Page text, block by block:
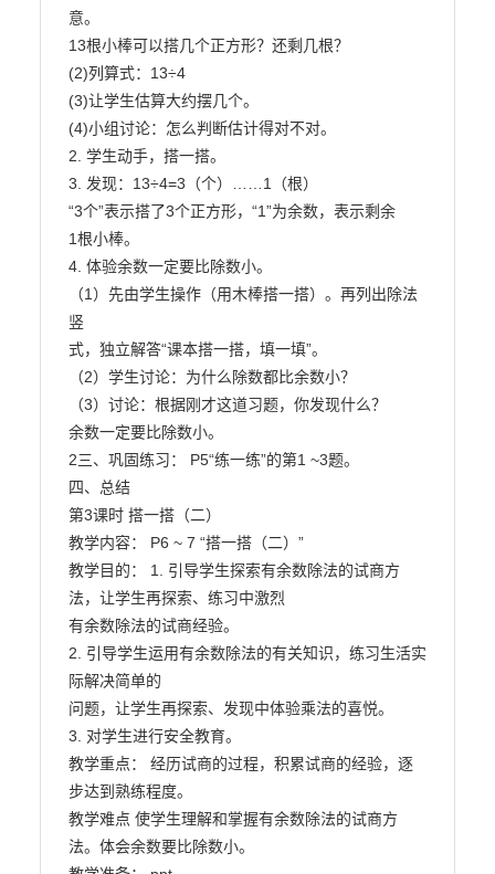
意。
13根小棒可以搭几个正方形？还剩几根？
(2)列算式：13÷4
(3)让学生估算大约摆几个。
(4)小组讨论：怎么判断估计得对不对。
2. 学生动手，搭一搭。
3. 发现：13÷4=3（个）……1（根）
“3个”表示搭了3个正方形，“1”为余数，表示剩余
1根小棒。
4. 体验余数一定要比除数小。
（1）先由学生操作（用木棒搭一搭）。再列出除法
竖
式，独立解答“课本搭一搭，填一填”。
（2）学生讨论：为什么除数都比余数小？
（3）讨论：根据刚才这道习题，你发现什么？
余数一定要比除数小。
2三、巩固练习： P5“练一练”的第1 ~3题。
四、总结
第3课时 搭一搭（二）
教学内容： P6 ~ 7 “搭一搭（二）”
教学目的： 1. 引导学生探索有余数除法的试商方
法，让学生再探索、练习中激烈
有余数除法的试商经验。
2. 引导学生运用有余数除法的有关知识，练习生活实
际解决简单的
问题，让学生再探索、发现中体验乘法的喜悦。
3. 对学生进行安全教育。
教学重点： 经历试商的过程，积累试商的经验，逐
步达到熟练程度。
教学难点 使学生理解和掌握有余数除法的试商方
法。体会余数要比除数小。